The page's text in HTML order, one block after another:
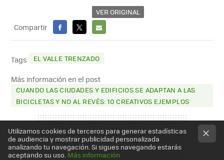
VER ORIGINAL
Compartir
FACEBOOK
X
E-
MAIL
Tags EL VALLE TRENZADO
Más información en el post
CUANDO LAS CIUDADES Y EDIFICIOS SE ADAPTAN A LAS
BICICLETAS Y NO AL REVÉS: 10 CREATIVOS EJEMPLOS
Utilizamos cookies de terceros para generar estadísticas
de audiencia y mostrar publicidad personalizada
analizando tu navegación. Si sigues navegando estarás
aceptando su uso. Más información